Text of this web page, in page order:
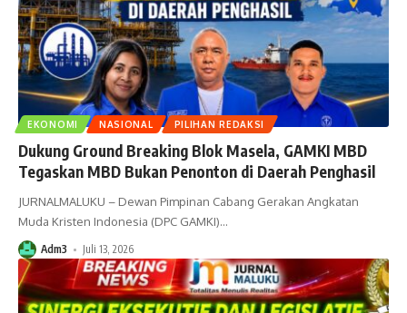
EKONOMI NASIONAL PILIHAN REDAKSI
Dukung Ground Breaking Blok Masela, GAMKI MBD
Tegaskan MBD Bukan Penonton di Daerah Penghasil
JURNALMALUKU – Dewan Pimpinan Cabang Gerakan Angkatan
Muda Kristen Indonesia (DPC GAMKI)…
Adm3 Juli 13, 2026